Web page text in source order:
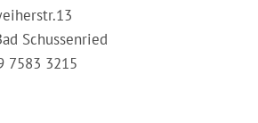
Schussenried
7583 3215